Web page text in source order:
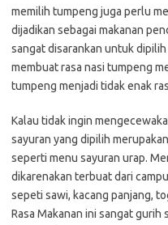
memilih tumpeng juga perlu
dijadikan sebagai makanan
sangat disarankan untuk
membuat rasa nasi tumpeng
tumpeng menjadi tidak enak
Kalau tidak ingin
sayuran yang dipilih
seperti menu sayuran urap.
dikarenakan terbuat dari
sepeti sawi, kacang panjang,
Rasa Makanan ini sangat